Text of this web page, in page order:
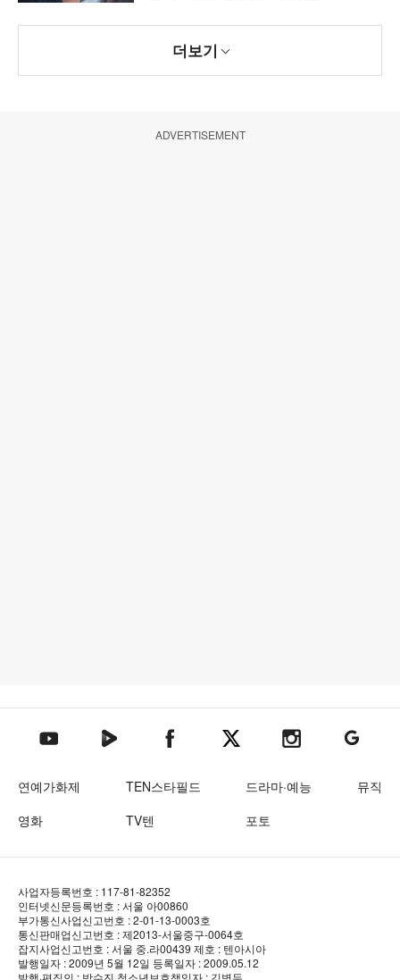
더보기
ADVERTISEMENT
텐아시아 유튜브텐아시아 네이버TV텐아시아 페이스북텐아시아 엑스텐아시아 인스타그램
텐아시아
연예가화제 TEN스타필드 드라마·예능
뮤직
영화
TV텐 포토
사업자등록번호 : 117-81-82352
인터넷신문등록번호 : 서울 아00860
부가통신사업신고번호 : 2-01-13-0003호
통신판매업신고번호 : 제2013-서울중구-0064호
잡지사업신고번호 : 서울 중.라00439 제호 : 텐아시아
발행일자 : 2009년 5월 12일 등록일자 : 2009.05.12